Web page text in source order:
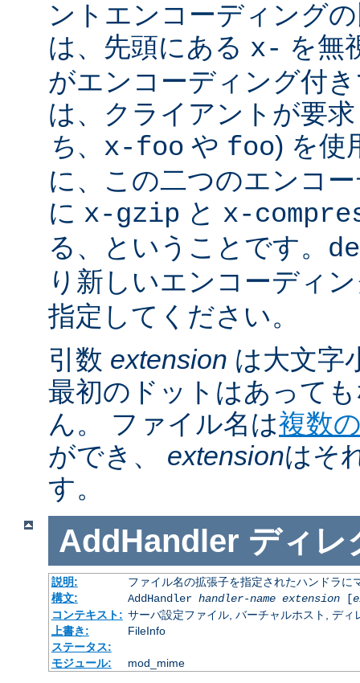
ントエンコーディング
は、先頭にある x- を無
がエンコーディング付
は、クライアントが要
ち、 x-foo や foo) を使
に、この二つのエンコ
に x-gzip と x-
る、ということです。
り新しいエンコーディ
指定してください。
引数 extension は大文字
最初のドットはあって
ん。 ファイル名は複数
ができ、 extensionはそ
す。
AddHandler ディレ
説明:
ファイル名の拡張子を指定されたハンドラに
構文:
AddHandler handler-name extension[
コンテキスト: サーバ設定ファイル, バーチャルホスト, ディ
上書き:
FileInfo
ステータス:
モジュール:
mod_mime